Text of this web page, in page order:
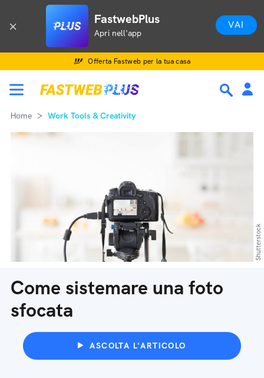
FastwebPlus
Apri nell'app
VAI
Offerta Fastweb per la tua casa
Home Work Tools & Creativity
Come sistemare una foto
sfocata
ASCOLTA L'ARTICOLO
Shutterstock